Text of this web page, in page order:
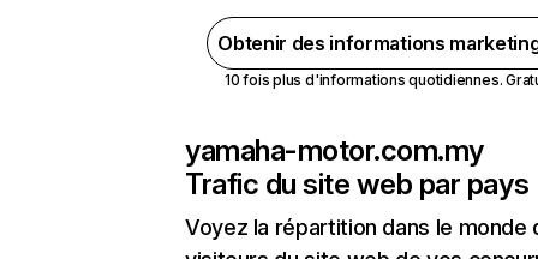
Obtenir des informations
10 fois plus d'informations quotidiennes.
yamaha-motor.com.my
Trafic du site web par pays
Voyez la répartition dans le monde